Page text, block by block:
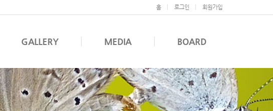
홈 로그인 회원가입
GALLERY MEDIA BOARD